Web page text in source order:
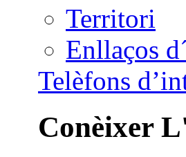
Territori
Enllaços
Telèfons
Conèixer